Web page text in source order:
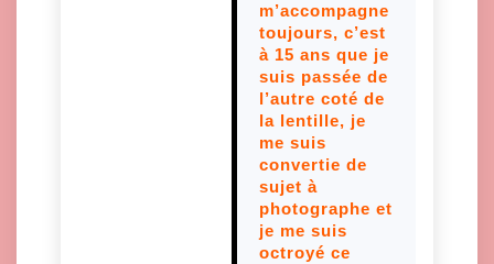
m’accompagne
toujours, c’est
à 15 ans que je
suis passée de
l’autre coté de
la lentille, je
me suis
convertie de
sujet à
photographe et
je me suis
octroyé ce